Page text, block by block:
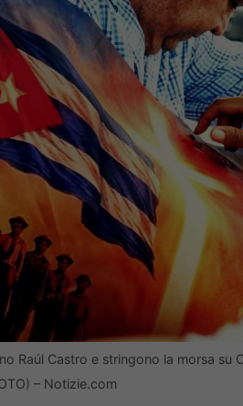
Raúl Castro e stringono la morsa
– Notizie.com